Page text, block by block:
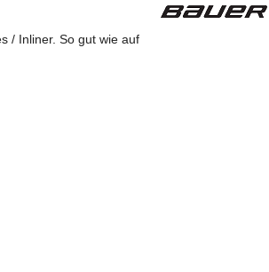
/ Inliner. So gut wie auf